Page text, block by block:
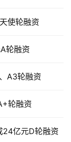
使轮融资
轮融资
A3轮融资
轮融资
亿元D轮融资